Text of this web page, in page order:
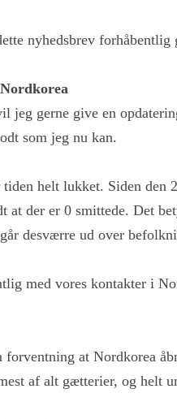
nyhedsbrev forhåbentlig
jeg gerne give en
som jeg nu kan.
helt lukket. Siden den
at der er 0 smittede. Det
desværre ud over
med vores kontakter i
forventning at Nordkorea
af alt gætterier, og helt